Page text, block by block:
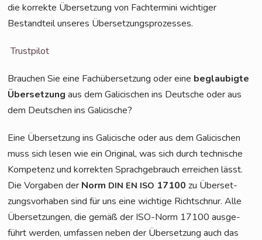
die kor­rek­te Über­set­zung von Fach­ter­mi­ni wich­ti­ger
Bestand­teil unse­res Übersetzungsprozesses.
Trust­pi­lot
Brau­chen Sie eine Fach­über­set­zung oder eine beglau­big­te
Über­set­zung aus dem Gali­cis­chen ins Deut­sche oder aus
dem Deut­schen ins Galicische?
Eine Über­set­zung ins Gali­cische oder aus dem Gali­cis­chen
muss sich lesen wie ein Ori­gi­nal, was sich durch tech­ni­sche
Kom­pe­tenz und kor­rek­ten Sprach­ge­brauch errei­chen lässt.
Die Vor­ga­ben der Norm DIN EN ISO 17100 zu Über­set­
zungs­vor­ha­ben sind für uns eine wich­ti­ge Richt­schnur. Alle
Über­set­zun­gen, die gemäß der ISO-Norm 17100 aus­ge­
führt wer­den, umfas­sen neben der Über­set­zung auch das